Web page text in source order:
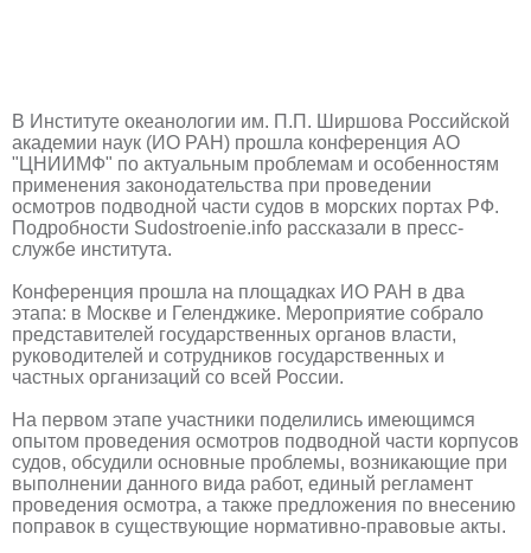
В Институте океанологии им. П.П. Ширшова Российской
академии наук (ИО РАН) прошла конференция АО
"ЦНИИМФ" по актуальным проблемам и особенностям
применения законодательства при проведении
осмотров подводной части судов в морских портах РФ.
Подробности Sudostroenie.info рассказали в пресс-
службе института.
Конференция прошла на площадках ИО РАН в два
этапа: в Москве и Геленджике. Мероприятие собрало
представителей государственных органов власти,
руководителей и сотрудников государственных и
частных организаций со всей России.
На первом этапе участники поделились имеющимся
опытом проведения осмотров подводной части корпусов
судов, обсудили основные проблемы, возникающие при
выполнении данного вида работ, единый регламент
проведения осмотра, а также предложения по внесению
поправок в существующие нормативно-правовые акты.